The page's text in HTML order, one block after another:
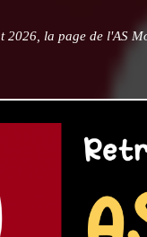
2026, la page de l'AS